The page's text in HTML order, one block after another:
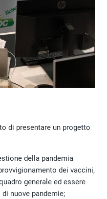
di presentare un progetto
della pandemia
dei vaccini,
generale ed essere
nuove pandemie;